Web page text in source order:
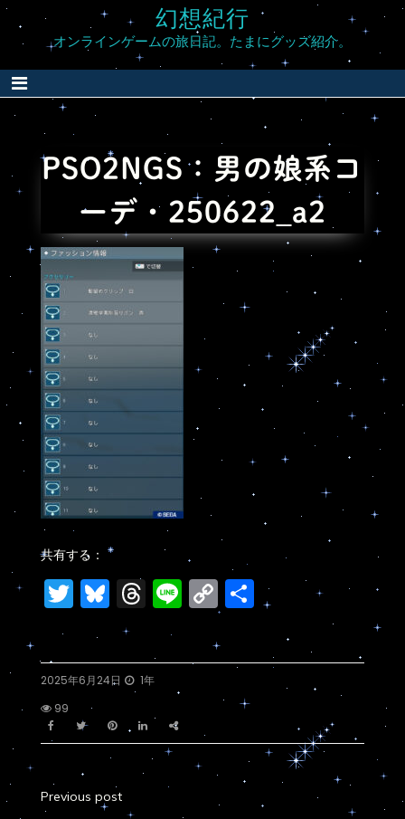
Skip
content
幻想紀行
オンラインゲームの旅日記。たまにグッズ紹介。
PSO2NGS：男の娘系コ
ーデ・250622_a2
共有する：
Twitter
Bluesky
Threads
LineCopy
Link
共
2025年6月24日
1年
99
投
Previous post